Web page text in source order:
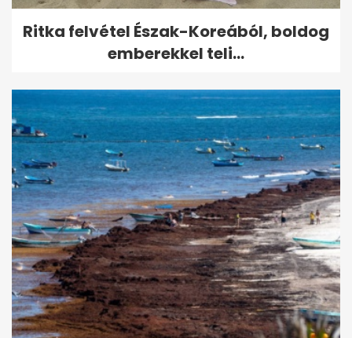
Ritka felvétel Észak-Koreából, boldog
emberekkel teli...